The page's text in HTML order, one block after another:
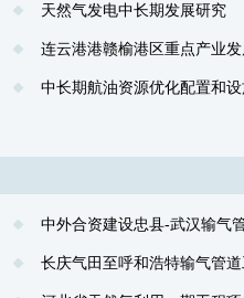
天然气发电中长期发展研究
连云港港赣榆港区重点产业
中长期航油资源优化配置和
中外合资建设忠县-武汉输气
长庆气田至呼和浩特输气管